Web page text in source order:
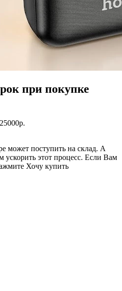
при покупке
может поступить на склад. А
этот процесс. Если Вам
Хочу купить